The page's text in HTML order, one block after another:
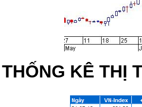
KÊ THỊ